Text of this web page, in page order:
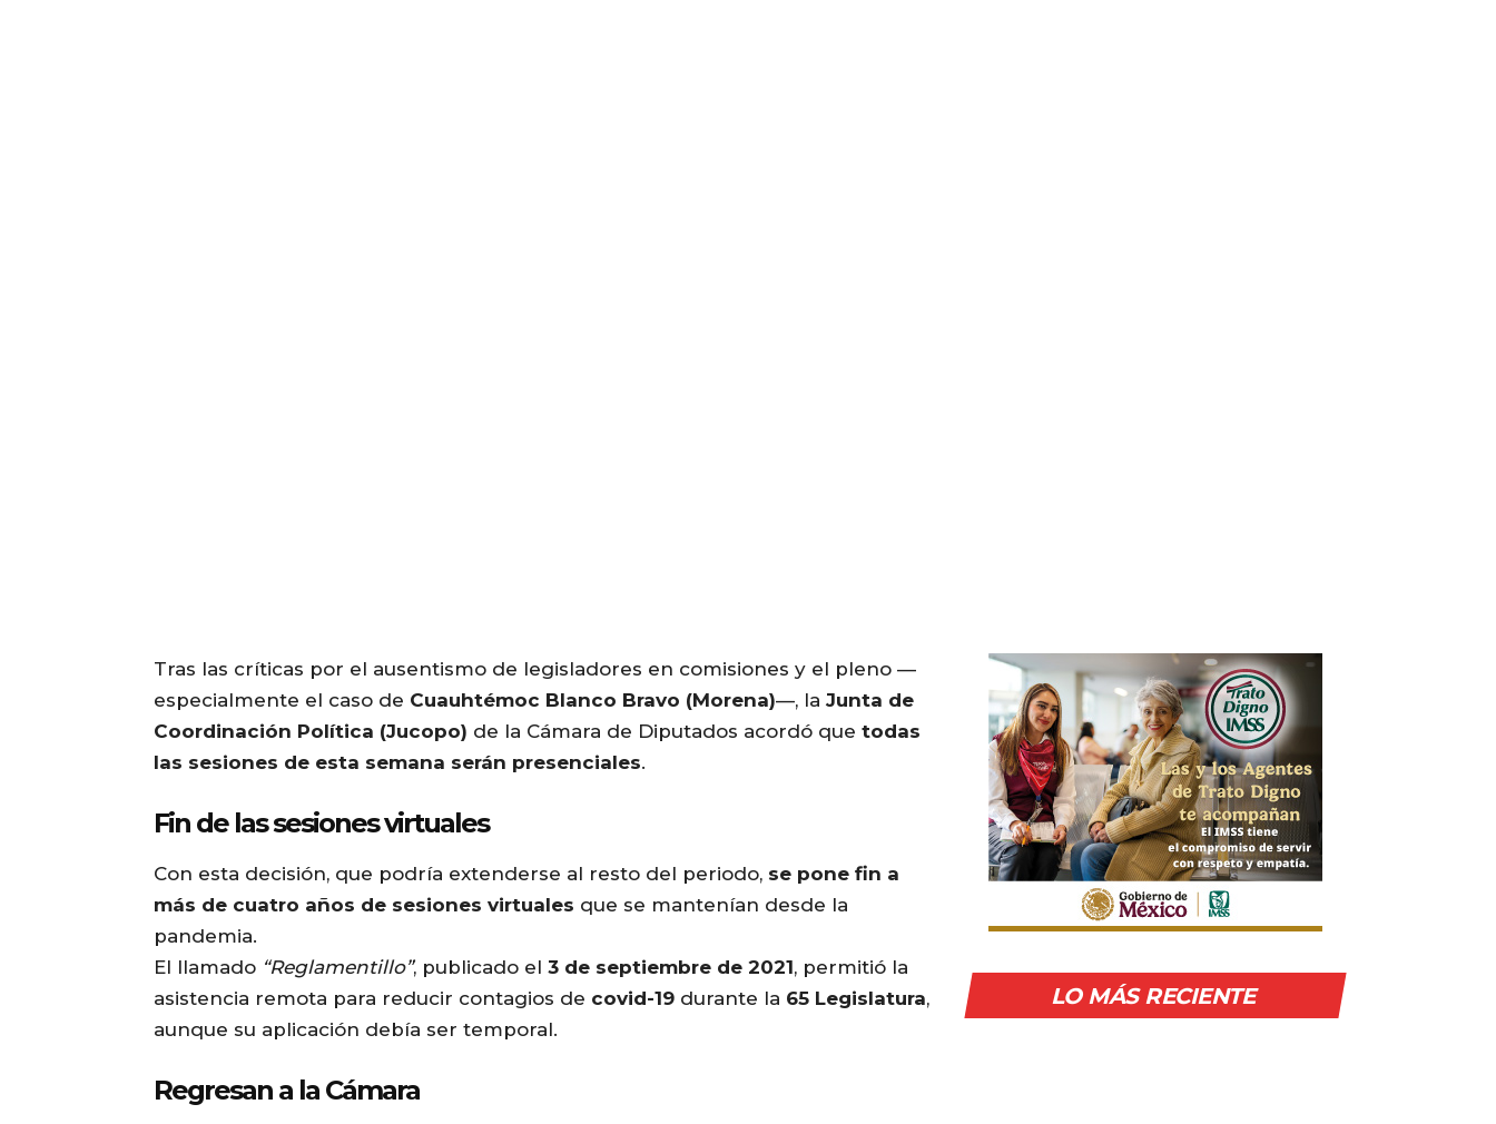
Tras las críticas por el ausentismo de legisladores en comisiones y el pleno —
especialmente el caso de Cuauhtémoc Blanco Bravo (Morena)—, la Junta de
Coordinación Política (Jucopo) de la Cámara de Diputados acordó que todas
las sesiones de esta semana serán presenciales.
Fin de las sesiones virtuales
Con esta decisión, que podría extenderse al resto del periodo, se pone fin a
más de cuatro años de sesiones virtuales que se mantenían desde la
pandemia.
El llamado “Reglamentillo”, publicado el 3 de septiembre de 2021, permitió la
asistencia remota para reducir contagios de covid-19 durante la 65 Legislatura,
aunque su aplicación debía ser temporal.
Regresan a la Cámara
LO MÁS RECIENTE